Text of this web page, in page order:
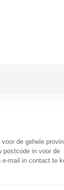
de gehele
postcode in voor de
mail in contact te